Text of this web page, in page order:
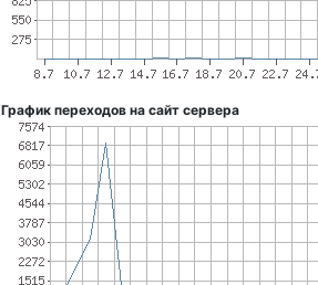
График переходов на сайт сервера